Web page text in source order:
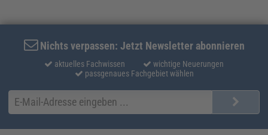
Nichts verpassen: Jetzt Newsletter abonnieren
aktuelles Fachwissen
wichtige Neuerungen
passgenaues Fachgebiet wählen